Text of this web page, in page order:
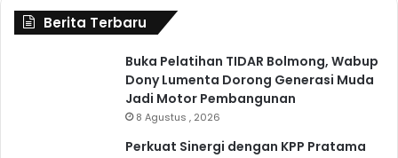
Berita Terbaru
Buka Pelatihan TIDAR Bolmong, Wabup
Dony Lumenta Dorong Generasi Muda
Jadi Motor Pembangunan
8 Agustus , 2026
Perkuat Sinergi dengan KPP Pratama